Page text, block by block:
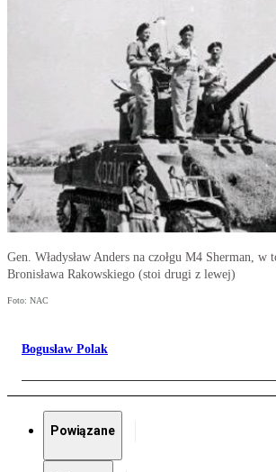
Gen. Władysław Anders na czołgu M4 Sherman,
Bronisława Rakowskiego (stoi drugi z lewej)
Foto: NAC
Bogusław Polak
Powiązane